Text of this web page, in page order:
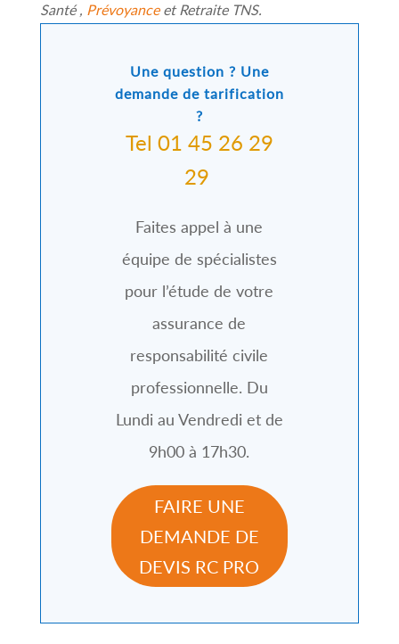
Santé , Prévoyanceet Retraite TNS.
Une question ? Une
demande de tarification
?
Tel 01 45 26 29
29
Faites appel à une
équipe de spécialistes
pour l’étude de votre
assurance de
responsabilité civile
professionnelle. Du
Lundi au Vendredi et de
9h00 à 17h30.
FAIRE UNE
DEMANDE DE
DEVIS RC PRO